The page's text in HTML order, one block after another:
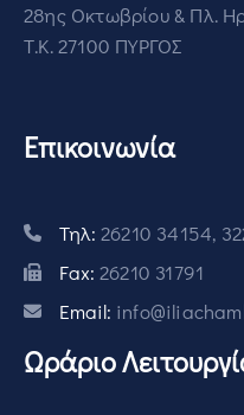
28ης Οκτωβρίου & Πλ.
Τ.Κ. 27100 ΠΥΡΓΟΣ
Επικοινωνία
Τηλ: 26210 34154,
Fax: 26210 31791
Email:
Ωράριο